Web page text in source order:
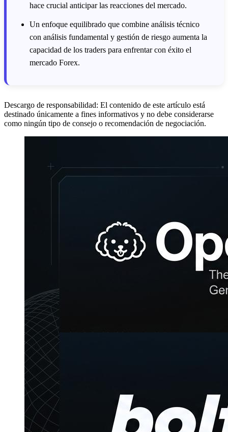
hace crucial anticipar las reacciones del mercado.
Un enfoque equilibrado que combine análisis técnico
con análisis fundamental y gestión de riesgo aumenta la
capacidad de los traders para enfrentar con éxito el
mercado Forex.
Descargo de responsabilidad: El contenido de este artículo está
destinado únicamente a fines informativos y no debe considerarse
como ningún tipo de consejo o recomendación de negociación.